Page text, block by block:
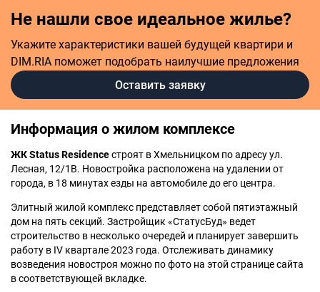
Не нашли свое идеальное жилье?
Укажите характеристики вашей будущей квартири и
DIM.RIA поможет подобрать наилучшие предложения
Оставить заявку
Информация о жилом комплексе
ЖК Status Residenceстроят в Хмельницком по адресу ул.
Лесная, 12/1В. Новостройка расположена на удалении от
города, в 18 минутах езды на автомобиле до его центра.
Элитный жилой комплекс представляет собой пятиэтажный
дом на пять секций. Застройщик «СтатусБуд» ведет
строительство в несколько очередей и планирует завершить
работу в IV квартале 2023 года. Отслеживать динамику
возведения новостроя можно по фото на этой странице сайта
в соответствующей вкладке.